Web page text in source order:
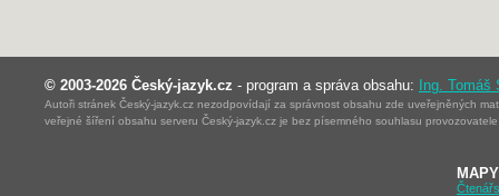
© 2003-2026 Český-jazyk.cz - program a správa obsahu: Ing. Tomáš
Autoři stránek Český-jazyk.cz nezodpovídají za správnost obsahu zde uveřejněných
veřejné šíření obsahu serveru Český-jazyk.cz je bez písemného souhlasu